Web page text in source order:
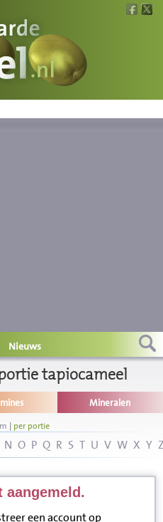
Nieuws
tapiocameel
Mineralen
| per portie
N O P Q R S T U V W X Y
aangemeld.
een account op